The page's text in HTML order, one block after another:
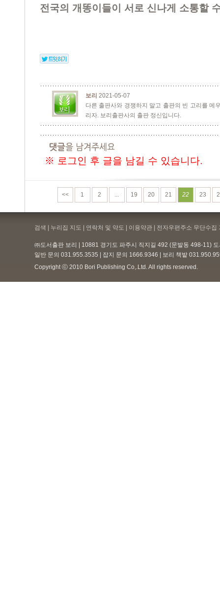
전국의 개똥이들이 서로 신나게 소통할
보리 2021-05-07
다른 출판사와 경쟁하지 말고 출판의 빈 고리를 메
리자. 보리출판사의 출판 정신입니다.
※ 로그인 후 글을 남길 수 있습니다.
<< 1 2 ... 19 20 21 22 23
검색 | 누리집 지도 | 연락처 및 약도 | 이용약관 | 전자우편주소 무단수집
㈜도서출판 보리 | 10881 경기도 파주시 직지길 492 (문발동 498-11)
일반 문의 031.955.3535 | 잡지 문의 1666.9346 | 보리 책밭
Copyright ⓒ 2010 Bori Publishing Co,.Ltd. All rights reserved.